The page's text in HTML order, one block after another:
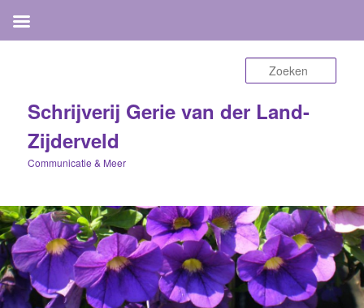
Schrijverij Gerie van der Land-
Zijderveld
Communicatie & Meer